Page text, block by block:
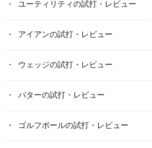
ユーティリティの試打・レビュー
アイアンの試打・レビュー
ウェッジの試打・レビュー
パターの試打・レビュー
ゴルフボールの試打・レビュー